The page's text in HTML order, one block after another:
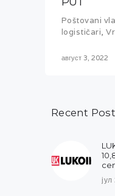
Poštovani
logističari,
август 3, 2022
Recent